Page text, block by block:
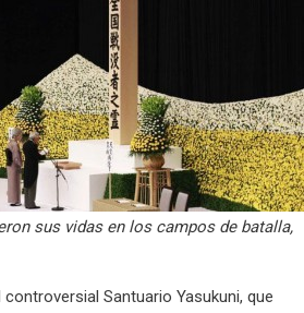
sus vidas en los campos de batalla,
Santuario Yasukuni, que